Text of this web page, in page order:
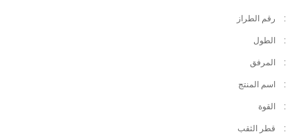
رقم الطراز :
الطول :
المرفق :
اسم المنتج :
القوة :
قطر الثقب :